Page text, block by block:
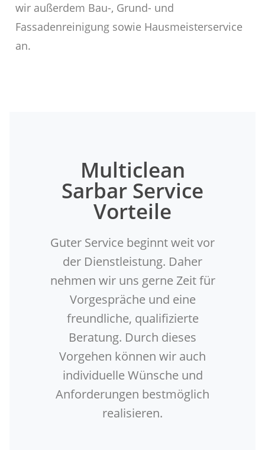
wir außerdem Bau-, Grund- und
Fassadenreinigung sowie Hausmeisterservice
an.
Multiclean
Sarbar Service
Vorteile
Guter Service beginnt weit vor
der Dienstleistung. Daher
nehmen wir uns gerne Zeit für
Vorgespräche und eine
freundliche, qualifizierte
Beratung. Durch dieses
Vorgehen können wir auch
individuelle Wünsche und
Anforderungen bestmöglich
realisieren.